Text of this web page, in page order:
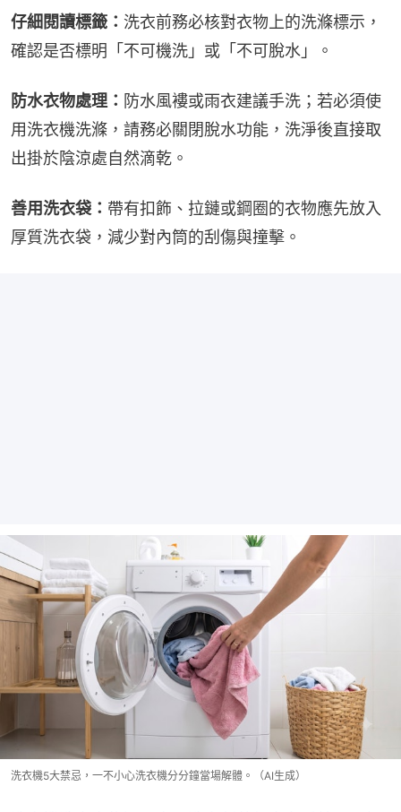
仔細閱讀標籤： 洗衣前務必核對衣物上的洗滌標示，
確認是否標明「不可機洗」或「不可脫水」。
防水衣物處理： 防水風褸或雨衣建議手洗；若必須使
用洗衣機洗滌，請務必關閉脫水功能，洗淨後直接取
出掛於陰涼處自然滴乾。
善用洗衣袋： 帶有扣飾、拉鏈或鋼圈的衣物應先放入
厚質洗衣袋，減少對內筒的刮傷與撞擊。
洗衣機5大禁忌，一不小心洗衣機分分鐘當場解體。（AI生成）